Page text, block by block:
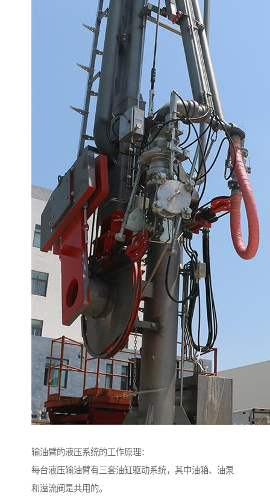
输油臂的液压系统的工作原理：
每台液压输油臂有三套油缸驱动系统，其中油箱、油泵
和溢流阀是共用的。